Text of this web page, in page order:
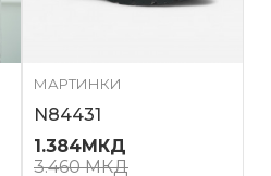
МАРТИНКИ
N84431
1.384МКД
3.460МКД